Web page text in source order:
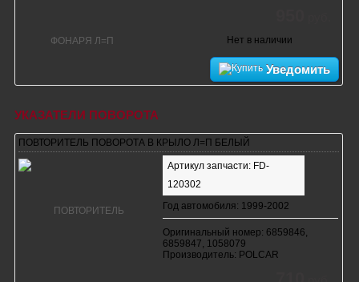
Нет в наличии
Уведомить
УКАЗАТЕЛИ ПОВОРОТА
ПОВТОРИТЕЛЬ ПОВОРОТА В КРЫЛО Л=П БЕЛЫЙ
Артикул запчасти: FD-
120302
Год автомобиля: 1999-2002
Оригинальный номер: 6859846,
6859847, 1058079
Производитель: POLCAR